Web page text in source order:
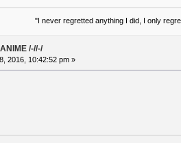
"I never regretted anything I did, I only
/-//-/
2016, 10:42:52 pm »